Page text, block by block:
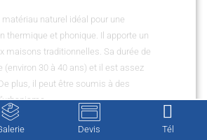
naturel idéal pour une
thermique et phonique. Il apporte un
maisons traditionnelles. Sa durée de
(environ 30 à 40 ans) et il est assez
plus, il peut être soumis à des
, nous savons que changer sa
Devis Tél